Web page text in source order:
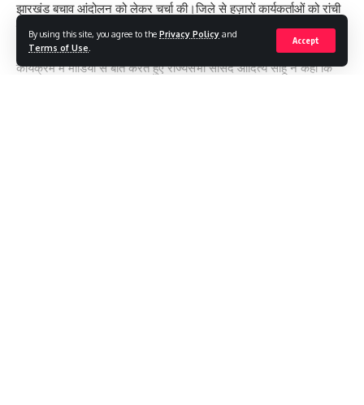
By using this site, you agree to the Privacy Policy and
Terms of Use
Accept
झारखंड बचाव आंदोलन को लेकर चर्चा की।जिले से हज़ारों कार्यकर्ताओं को रांची
रुख करने को कहा गया।
कार्यक्रम मैं मीडिया से बात करते हुए राज्यसभा सांसद आदित्य साहू ने कहा कि